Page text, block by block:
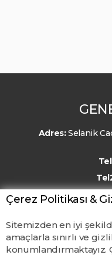
Adres:Selanik
E-
Çerez Politikası &
Sitemizden en iyi
amaçlarla sınırlı ve
konumlandırmaktayız.